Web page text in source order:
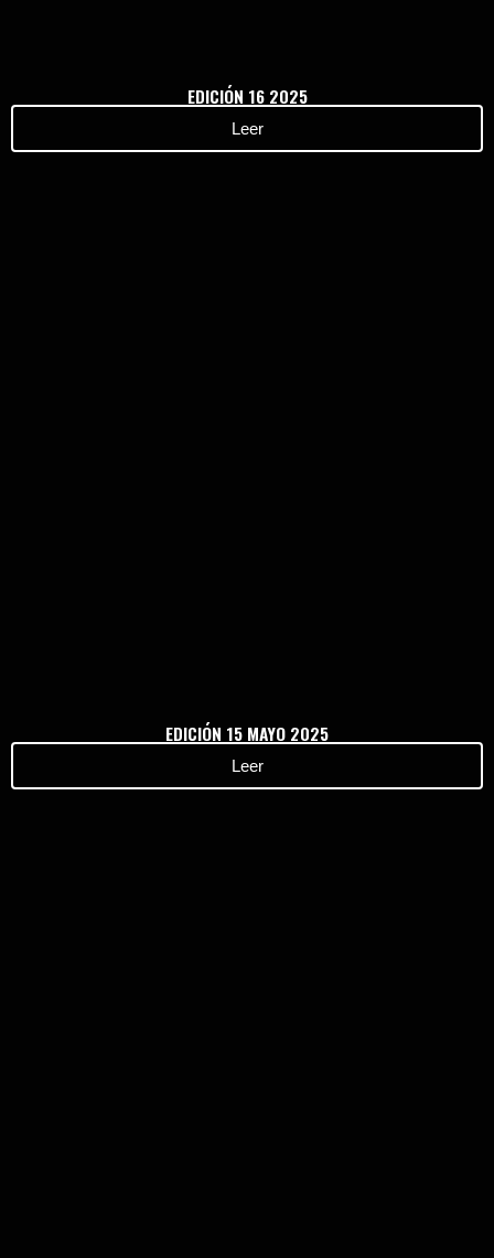
EDICIÓN 16 2025
Leer
EDICIÓN 15 MAYO 2025
Leer